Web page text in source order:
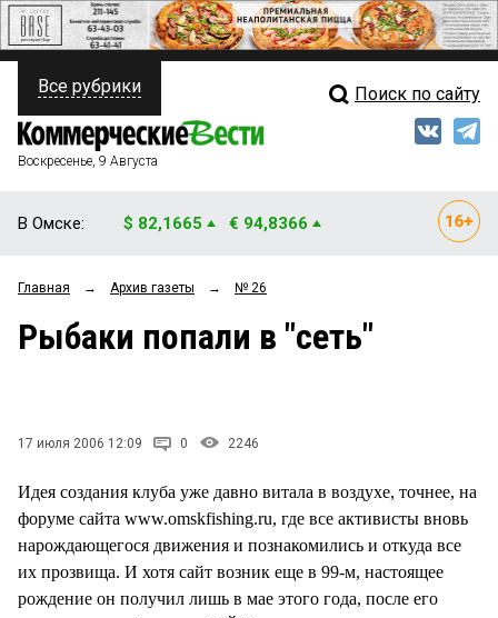
ПОЛИТИКА
ФИНАНСЫ
ОБЩЕСТВО
ЗАКОН
ПРОИСШЕСТВИЯ
СТИЛЬ ЖИЗНИ
Свежий выпуск
Рейтинги
Все рубрики Поиск по сайту
Воскресенье, 9 Августа
В Омске: $ 82,1665 € 94,8366
Главная → Архив газеты → № 26
Рыбаки попали в "сеть"
17 июля 2006 12:09 0 2246
Идея создания клуба уже давно витала в воздухе, точнее, на
форуме сайта www.omskfishing.ru, где все активисты вновь
нарождающегося движения и познакомились и откуда все
их прозвища. И хотя сайт возник еще в 99-м, настоящее
рождение он получил лишь в мае этого года, после его